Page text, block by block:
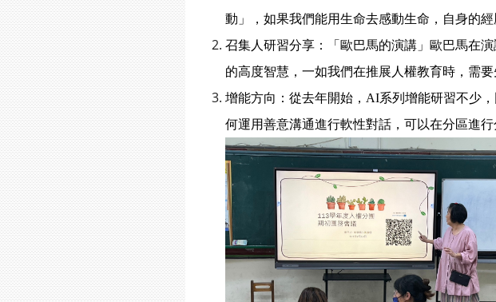
動」，如果我們能用生命去感動生命，自身的經
召集人研習分享：「歐巴馬的演講」歐巴馬在
的高度智慧，一如我們在推展人權教育時，需
增能方向：從去年開始，AI系列增能研習不少
何運用善意溝通進行軟性對話，可以在分區進行